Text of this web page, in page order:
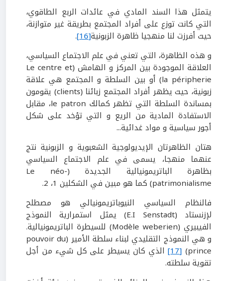
يتمثل هذا السند المادي في عائدات الربع الطاقوي،
التي كانت توزع على أفراد المجتمع بطريقة غير متوازنة،
حيث أفرزت لنا منهجيا ظاهرة الزبونية[16]
.
و هذه الظاهرة، التي تعني في علم الاجتماع السياسي،
العلاقة الموجودة بين المركز و الهامش (Le centre et
la péripherie) أو بين السلطة و المجتمع هي علاقة
زبونية، حيث يظهر أفراد المجتمع زبائنا (clients) يقومون
بمساندة السلطة التي تظهر كمالك le patron، مقابل
الاستفادة المادية من الريع و التي تؤخد على شكل
أجور سياسية و مواد غدائية...
هتان الظاهرتان الإيديولوجية الشعبوية و الزبونية نتج
عنهما منهجا، يسمى في علم الاجتماع السياسي
بظاهرة الباتريمونيالية الجديدة (Le néo-
(patrimonialisme كما هو مبين في الشكلين 1، 2.
فالنظام السياسي النيوباتريمونيالي هو مصطلح
لإزنستاد (E.I Senstadt) يمثل استمرارية النموذج
الفيبيري (Modèle weberien) للسيطرة الباتريمونيالية.
و هي النموذج التقليدي لبناء سلطة الأمير (pouvoir du
prince)
[17]
الذي كان يسيطر على كل شيء من أجل
تقوية سلطته.